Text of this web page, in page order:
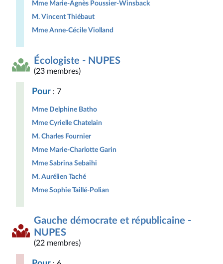
Mme Marie-Agnès Poussier-Winsback
M. Vincent Thiébaut
Mme Anne-Cécile Violland
Écologiste - NUPES
(23 membres)
Pour : 7
Mme Delphine Batho
Mme Cyrielle Chatelain
M. Charles Fournier
Mme Marie-Charlotte Garin
Mme Sabrina Sebaihi
M. Aurélien Taché
Mme Sophie Taillé-Polian
Gauche démocrate et républicaine -
NUPES
(22 membres)